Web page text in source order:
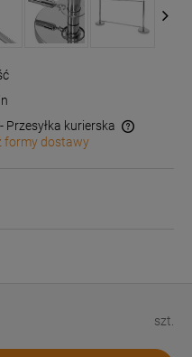
- Przesyłka kurierska
płatności
formy dostawy
szt.